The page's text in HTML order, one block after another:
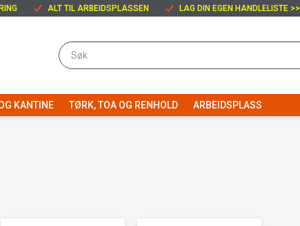
ALT TIL ARBEIDSPLASSEN LAG DIN EGEN HANDLELISTE >>
KANTINE TØRK, TOA OG RENHOLD ARBEIDSPLASS